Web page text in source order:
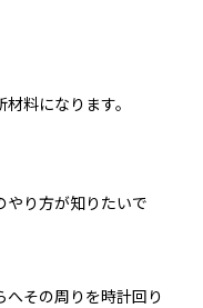
料になります。
やり方が知りたいで
その周りを時計回り